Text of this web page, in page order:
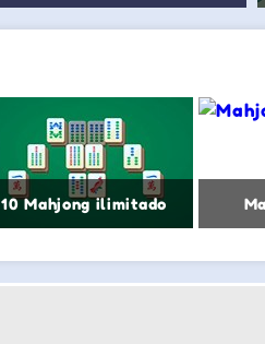
10 Mahjong ilimitado